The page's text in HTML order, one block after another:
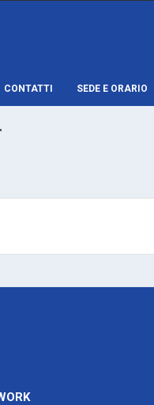
CONTATTI SEDE E ORARIO